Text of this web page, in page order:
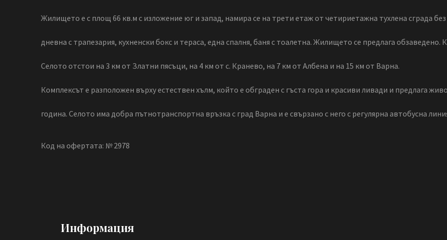
Жилището е с площ 66 кв.м с изложение юг и запад, намира се на трети етаж от четириетажна тухлена сграда
дневна с трапезария, кухненски бокс и тераса, една спалня, баня с тоалетна. Жилището се предлага
Селото отстои на 3 км от Златни пясъци, на 4 км от с. Кранево, на 7 км от Албена и на 15 км от Варна.
Комплексът е разположен върху естествен хълм, който е обграден с гъста гора и красиви ливади и предлага
година. Селото има добра пътнотранспортна връзка с град Варна и е свързано с него с регулярна автобусна
Код на офертата: № 2978
Информация